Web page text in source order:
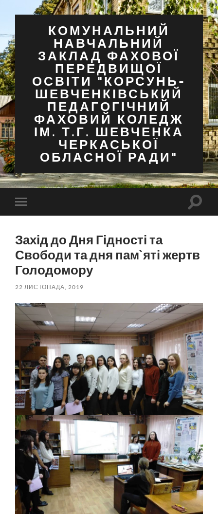
КОМУНАЛЬНИЙ
НАВЧАЛЬНИЙ
ЗАКЛАД ФАХОВОЇ
ПЕРЕДВИЩОЇ
ОСВІТИ "КОРСУНЬ-
ШЕВЧЕНКІВСЬКИЙ
ПЕДАГОГІЧНИЙ
ФАХОВИЙ КОЛЕДЖ
ІМ. Т.Г. ШЕВЧЕНКА
ЧЕРКАСЬКОЇ
ОБЛАСНОЇ РАДИ"
Перемкнути
мобільне
Захід до Дня Гідності та
Свободи та дня пам`яті жертв
Голодомору
22 ЛИСТОПАДА, 2019